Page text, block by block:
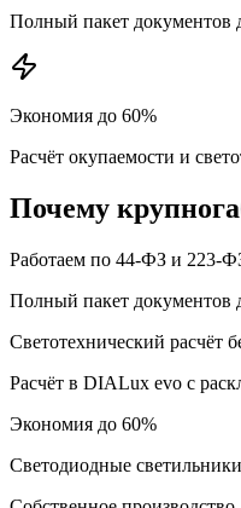
Полный пакет документов
Экономия до 60%
Расчёт окупаемости и
Почему
Работаем по 44-ФЗ и 223-
Полный пакет документов
Светотехнический расчёт
Расчёт в DIALux evo с
Экономия до 60%
Светодиодные